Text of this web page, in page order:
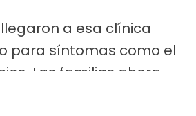
a esa clínica
para síntomas como el
Las familias ahora